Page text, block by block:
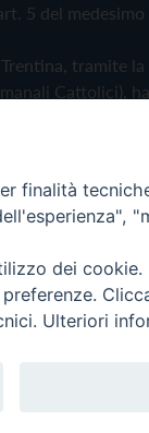
5 del medesimo
tramite la
Cattolici),
Policy
Editrice
finalità
dei
Ulteriori